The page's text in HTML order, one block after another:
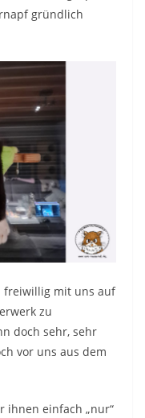
gründlich
freiwillig mit uns auf
zu
doch sehr, sehr
vor uns aus dem
ihnen einfach „nur“